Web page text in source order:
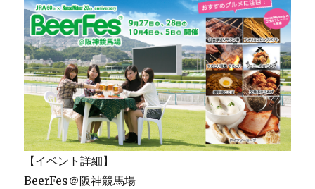
【イベント詳細】
BeerFes＠阪神競馬場